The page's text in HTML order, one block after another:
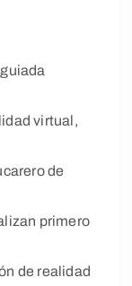
virtual,
de
primero
de realidad